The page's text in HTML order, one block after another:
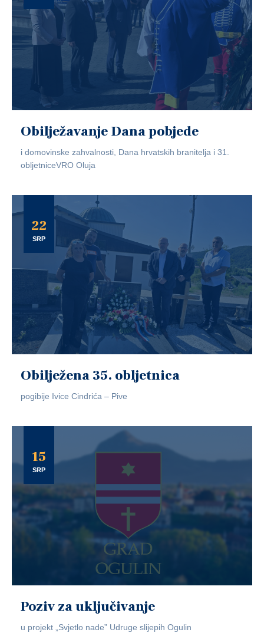
Obilježavanje Dana pobjede
i domovinske zahvalnosti, Dana hrvatskih branitelja i 31.
obljetniceVRO Oluja
22
SRP
Obilježena 35. obljetnica
pogibije Ivice Cindrića – Pive
15
SRP
Poziv za uključivanje
u projekt „Svjetlo nade” Udruge slijepih Ogulin